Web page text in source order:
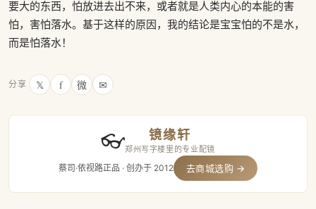
要大的东西，怕放进去出不来，或者就是人类内心的本能的害
怕，害怕落水。基于这样的原因，我的结论是宝宝怕的不是水，
而是怕落水！
分享 𝕏 f 微 ✉
👓 镜缘轩
郑州写字楼里的专业配镜
蔡司·依视路正品 · 创办于 2012 去商城选购 →